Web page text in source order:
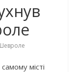
місті